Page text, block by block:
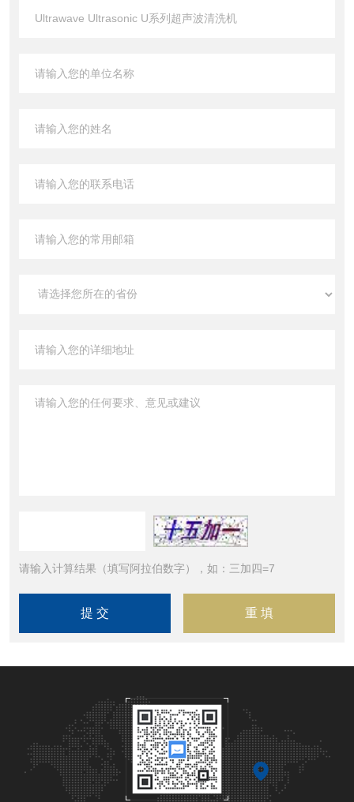
请输入计算结果（填写阿拉伯数字），如：三加四=7